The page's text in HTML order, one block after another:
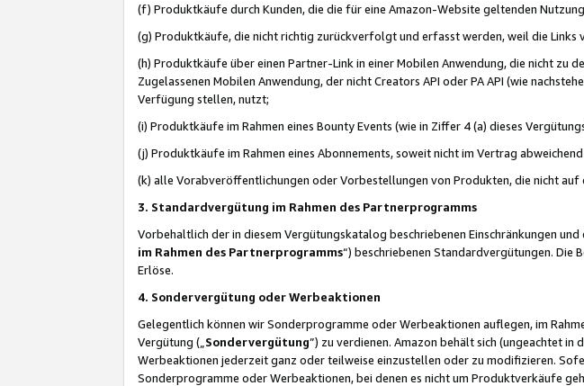
(f) Produktkäufe durch Kunden, die die für eine Amazon-Website geltenden
(g) Produktkäufe, die nicht richtig zurückverfolgt und erfasst werden, weil die
(h) Produktkäufe über einen Partner-Link in einer Mobilen Anwendung, die nicht zu
Zugelassenen Mobilen Anwendung, der nicht Creators API oder PA API (wie
Verfügung stellen, nutzt;
(i) Produktkäufe im Rahmen eines Bounty Events (wie in Ziffer 4 (a) dieses
(j) Produktkäufe im Rahmen eines Abonnements, soweit nicht im Vertrag
(k) alle Vorabveröffentlichungen oder Vorbestellungen von Produkten, die nicht
3. Standardvergütung im Rahmen des Partnerprogramms
Vorbehaltlich der in diesem Vergütungskatalog beschriebenen Einschränkungen
im Rahmen des Partnerprogramms“) beschriebenen Standardvergütungen.
Erlöse.
4. Sondervergütung oder Werbeaktionen
Gelegentlich können wir Sonderprogramme oder Werbeaktionen auflegen, im
Vergütung („ Sondervergütung”) zu verdienen. Amazon behält sich (ungeachtet
Werbeaktionen jederzeit ganz oder teilweise einzustellen oder zu modifizieren.
Sonderprogramme oder Werbeaktionen, bei denen es nicht um Produktverkäufe